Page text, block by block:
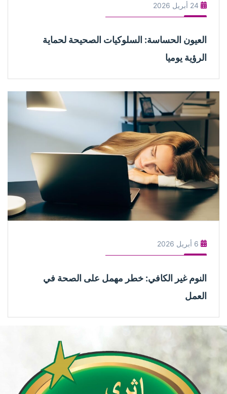
24 أبريل 2026
العيون الحساسة: السلوكيات الصحيحة لحماية
الرؤية يوميا
6 أبريل 2026
النوم غير الكافي: خطر مهمل على الصحة في
العمل